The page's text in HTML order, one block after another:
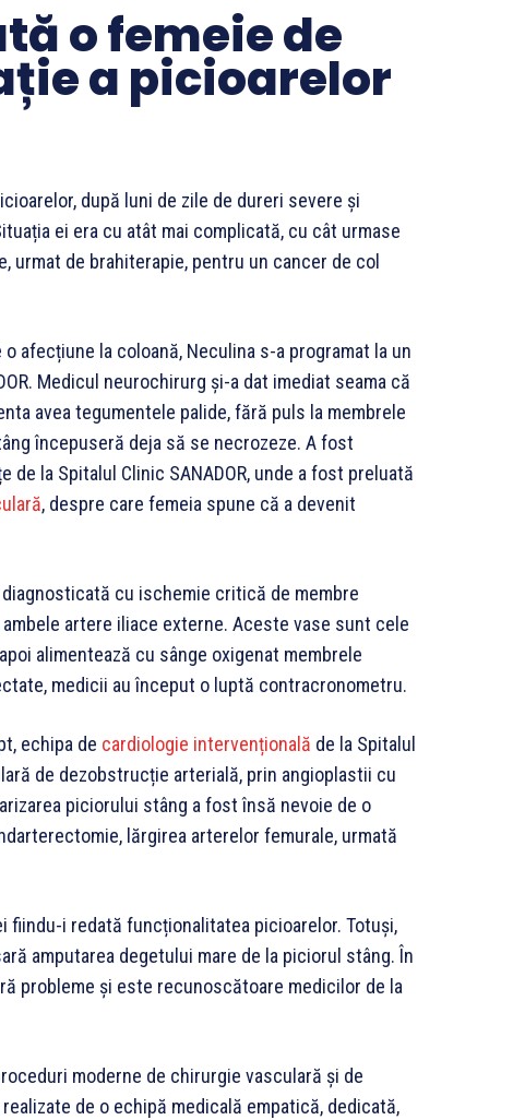
o femeie de
a picioarelor
după luni de zile de dureri severe și
ei era cu atât mai complicată, cu cât urmase
de brahiterapie, pentru un cancer de col
afecțiune la coloană, Neculina s-a programat la un
Medicul neurochirurg și-a dat imediat seama că
avea tegumentele palide, fără puls la membrele
începuseră deja să se necrozeze. A fost
la Spitalul Clinic SANADOR, unde a fost preluată
, despre care femeia spune că a devenit
cu ischemie critică de membre
artere iliace externe. Aceste vase sunt cele
alimentează cu sânge oxigenat membrele
medicii au început o luptă contracronometru.
echipa de cardiologie intervențională de la Spitalul
de dezobstrucție arterială, prin angioplastii cu
piciorului stâng a fost însă nevoie de o
lărgirea arterelor femurale, urmată
i redată funcționalitatea picioarelor. Totuși,
amputarea degetului mare de la piciorul stâng. În
probleme și este recunoscătoare medicilor de la
moderne de chirurgie vasculară și de
de o echipă medicală empatică, dedicată,